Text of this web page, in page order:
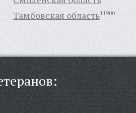
Тамбовская область11900